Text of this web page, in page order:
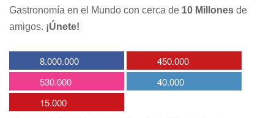
Gastronomía en el Mundo con cerca de 10 Millones de
amigos. ¡Únete!
8.000.000
450.000
530.000
40.000
15.000